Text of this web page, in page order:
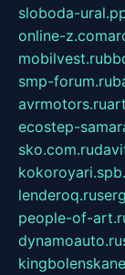
sloboda-
online-z.com
mobilvest.ru
smp-forum.ru
avrmotors.ru
ecostep-
sko.com.ru
lenderoq.ru
people-of-
dynamoauto.ru